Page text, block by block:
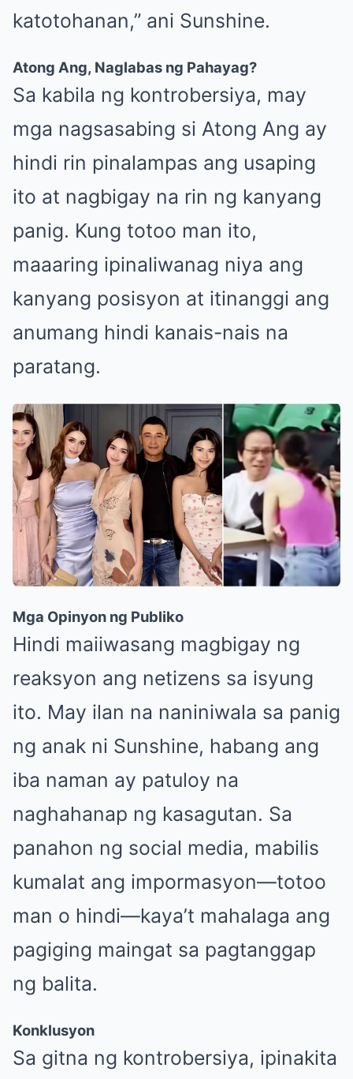
katotohanan,” ani Sunshine.
Atong Ang, Naglabas ng Pahayag?
Sa kabila ng kontrobersiya, may
mga nagsasabing si Atong Ang ay
hindi rin pinalampas ang usaping
ito at nagbigay na rin ng kanyang
panig. Kung totoo man ito,
maaaring ipinaliwanag niya ang
kanyang posisyon at itinanggi ang
anumang hindi kanais-nais na
paratang.
Mga Opinyon ng Publiko
Hindi maiiwasang magbigay ng
reaksyon ang netizens sa isyung
ito. May ilan na naniniwala sa panig
ng anak ni Sunshine, habang ang
iba naman ay patuloy na
naghahanap ng kasagutan. Sa
panahon ng social media, mabilis
kumalat ang impormasyon—totoo
man o hindi—kaya’t mahalaga ang
pagiging maingat sa pagtanggap
ng balita.
Konklusyon
Sa gitna ng kontrobersiya, ipinakita